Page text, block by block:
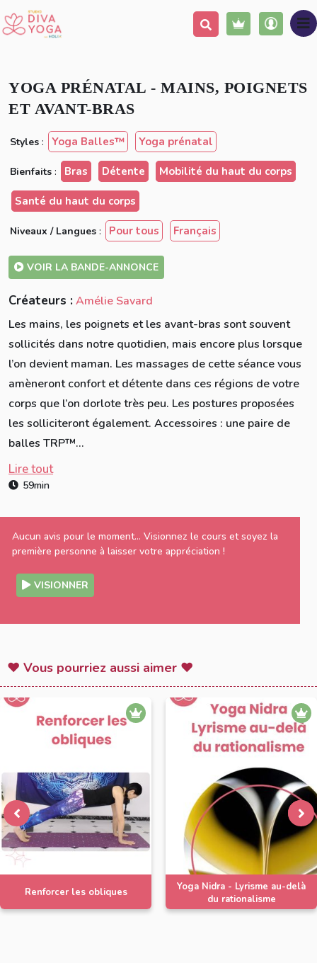
Ajouter à ma liste Partager
YOGA PRÉNATAL - MAINS, POIGNETS
ET AVANT-BRAS
Styles : Yoga Balles™️ Yoga prénatal
Bienfaits : Bras Détente Mobilité du haut du corps
Santé du haut du corps
Niveaux / Langues : Pour tous Français
VOIR LA BANDE-ANNONCE
Créateurs :Amélie Savard
Les mains, les poignets et les avant-bras sont souvent
sollicités dans notre quotidien, mais encore plus lorsque
l’on devient maman. Les massages de cette séance vous
amèneront confort et détente dans ces régions de votre
corps que l’on dorlote très peu. Les postures proposées
les solliciteront également. Accessoires : une paire de
balles TRP™️...
Lire tout
59min
Aucun avis pour le moment... Visionnez le cours et soyez la
première personne à laisser votre appréciation !
VISIONNER
♥ Vous pourriez aussi aimer ♥
Renforcer les obliques
Yoga Nidra - Lyrisme au-delà
du rationalisme